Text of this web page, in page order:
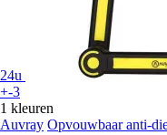
24u
+-3
1 kleuren
Auvray Opvouwbaar anti-